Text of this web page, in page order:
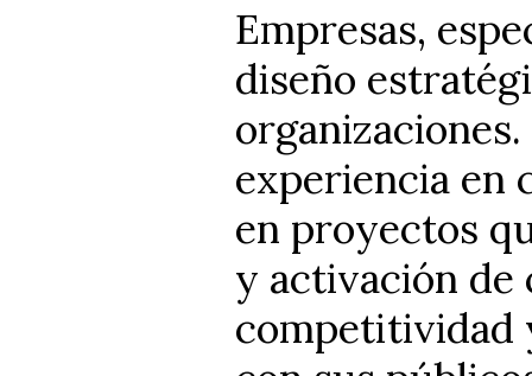
Empresas,
diseño
experiencia en
en proyectos
y activación de
competitividad